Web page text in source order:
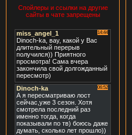
Спойлеры и ссылки на другие
сайты в чате запрещены